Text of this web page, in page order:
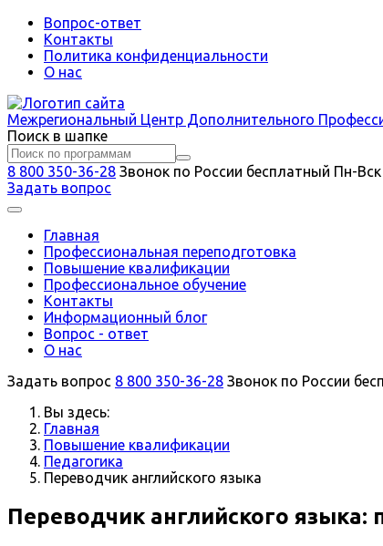
Вопрос-ответ
Контакты
Политика конфиденциальности
О нас
Межрегиональный Центр Дополнительного
Поиск в шапке
8 800 350-36-28 Звонок по России бесплатный Пн-
Задать вопрос
Главная
Профессиональная переподготовка
Повышение квалификации
Профессиональное обучение
Контакты
Информационный блог
Вопрос - ответ
О нас
Задать вопрос 8 800 350-36-28 Звонок по России
Вы здесь:
Главная
Повышение квалификации
Педагогика
Переводчик английского языка
Переводчик английского